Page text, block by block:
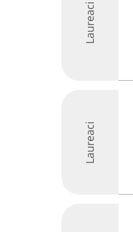
Laureaci
Laureaci